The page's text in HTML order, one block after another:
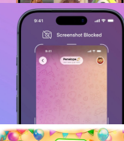
Telegram GIF标题功能上线：动态
添加文字说明与表情内容